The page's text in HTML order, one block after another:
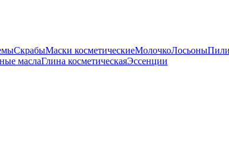
СкрабыМаски косметическиеМолочкоЛосьоны
маслаГлина косметическаяЭссенции